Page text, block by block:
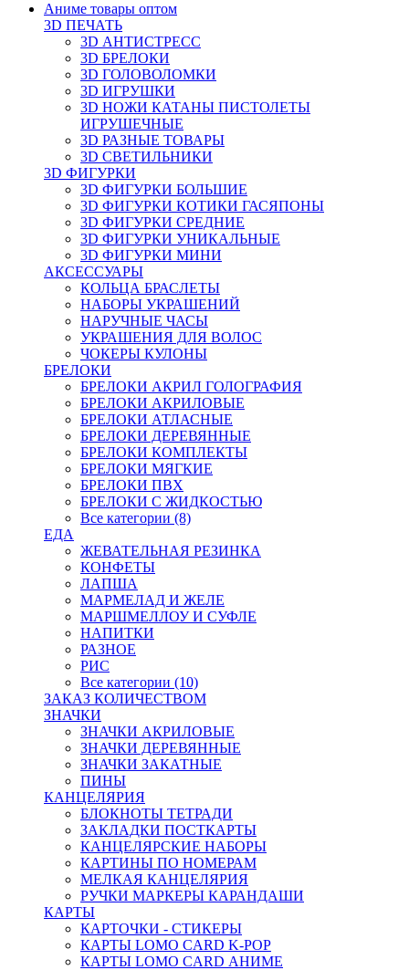
Аниме товары оптом
3D ПЕЧАТЬ
3D АНТИСТРЕСС
3D БРЕЛОКИ
3D ГОЛОВОЛОМКИ
3D ИГРУШКИ
3D НОЖИ КАТАНЫ ПИСТОЛЕТЫ
ИГРУШЕЧНЫЕ
3D РАЗНЫЕ ТОВАРЫ
3D СВЕТИЛЬНИКИ
3D ФИГУРКИ
3D ФИГУРКИ БОЛЬШИЕ
3D ФИГУРКИ КОТИКИ ГАСЯПОНЫ
3D ФИГУРКИ СРЕДНИЕ
3D ФИГУРКИ УНИКАЛЬНЫЕ
3D ФИГУРКИ МИНИ
АКСЕССУАРЫ
КОЛЬЦА БРАСЛЕТЫ
НАБОРЫ УКРАШЕНИЙ
НАРУЧНЫЕ ЧАСЫ
УКРАШЕНИЯ ДЛЯ ВОЛОС
ЧОКЕРЫ КУЛОНЫ
БРЕЛОКИ
БРЕЛОКИ АКРИЛ ГОЛОГРАФИЯ
БРЕЛОКИ АКРИЛОВЫЕ
БРЕЛОКИ АТЛАСНЫЕ
БРЕЛОКИ ДЕРЕВЯННЫЕ
БРЕЛОКИ КОМПЛЕКТЫ
БРЕЛОКИ МЯГКИЕ
БРЕЛОКИ ПВХ
БРЕЛОКИ С ЖИДКОСТЬЮ
Все категории (8)
ЕДА
ЖЕВАТЕЛЬНАЯ РЕЗИНКА
КОНФЕТЫ
ЛАПША
МАРМЕЛАД И ЖЕЛЕ
МАРШМЕЛЛОУ И СУФЛЕ
НАПИТКИ
РАЗНОЕ
РИС
Все категории (10)
ЗАКАЗ КОЛИЧЕСТВОМ
ЗНАЧКИ
ЗНАЧКИ АКРИЛОВЫЕ
ЗНАЧКИ ДЕРЕВЯННЫЕ
ЗНАЧКИ ЗАКАТНЫЕ
ПИНЫ
КАНЦЕЛЯРИЯ
БЛОКНОТЫ ТЕТРАДИ
ЗАКЛАДКИ ПОСТКАРТЫ
КАНЦЕЛЯРСКИЕ НАБОРЫ
КАРТИНЫ ПО НОМЕРАМ
МЕЛКАЯ КАНЦЕЛЯРИЯ
РУЧКИ МАРКЕРЫ КАРАНДАШИ
КАРТЫ
КАРТОЧКИ - СТИКЕРЫ
КАРТЫ LOMO CARD K-POP
КАРТЫ LOMO CARD АНИМЕ